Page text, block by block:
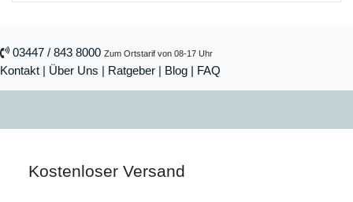
03447 / 843 8000 Zum Ortstarif von 08-17 Uhr
Kontakt | Über Uns | Ratgeber | Blog | FAQ
Kostenloser Versand